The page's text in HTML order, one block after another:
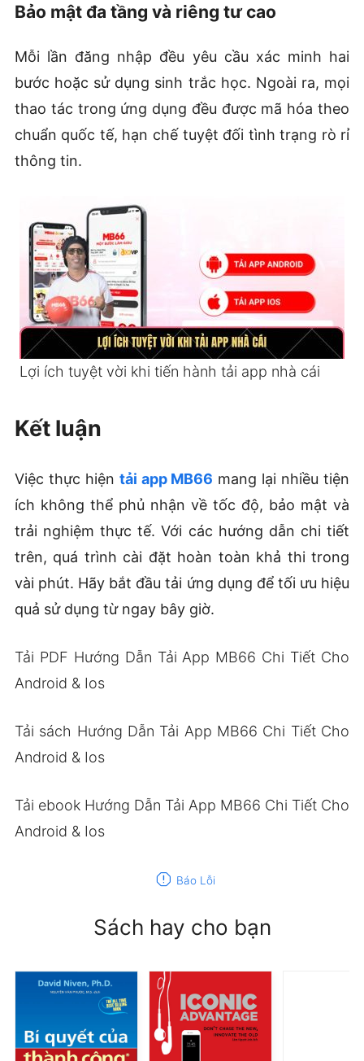
Bảo mật đa tầng và riêng tư cao
Mỗi lần đăng nhập đều yêu cầu xác minh hai
bước hoặc sử dụng sinh trắc học. Ngoài ra, mọi
thao tác trong ứng dụng đều được mã hóa theo
chuẩn quốc tế, hạn chế tuyệt đối tình trạng rò rỉ
thông tin.
Lợi ích tuyệt vời khi tiến hành tải app nhà cái
Kết luận
Việc thực hiện tải app MB66 mang lại nhiều tiện
ích không thể phủ nhận về tốc độ, bảo mật và
trải nghiệm thực tế. Với các hướng dẫn chi tiết
trên, quá trình cài đặt hoàn toàn khả thi trong
vài phút. Hãy bắt đầu tải ứng dụng để tối ưu hiệu
quả sử dụng từ ngay bây giờ.
Tải PDF Hướng Dẫn Tải App MB66 Chi Tiết Cho
Android & Ios
Tải sách Hướng Dẫn Tải App MB66 Chi Tiết Cho
Android & Ios
Tải ebook Hướng Dẫn Tải App MB66 Chi Tiết Cho
Android & Ios
report Báo Lỗi
Sách hay cho bạn